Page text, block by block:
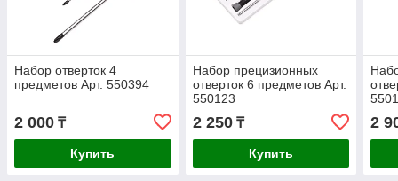
Набор отверток 4
предметов Арт. 550394
2 000 ₸
Купить
Набор прецизионных
отверток 6 предметов Арт.
550123
2 250₸
Купить
2